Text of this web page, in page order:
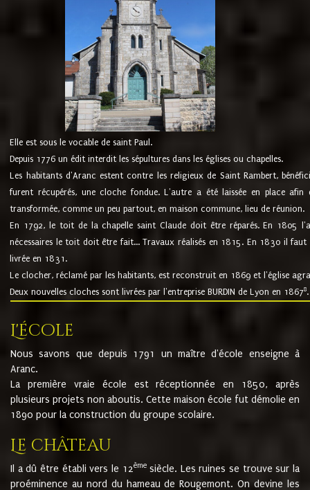
Elle est sous le vocable de saint Paul.
Depuis 1776 un édit interdit les sépultures dans les églises ou chapelles.
Les habitants d'Aranc estent contre les religieux de Saint Rambert,
furent récupérés, une cloche fondue. L'autre a été laissée en place
transformée, comme un peu partout, en maison commune, lieu de réunion.
En 1792, le toit de la chapelle saint Claude doit être réparés. En 1805
nécessaires le toit doit être fait... Travaux réalisés en 1815. En 1830 il
livrée en 1831.
Le clocher, réclamé par les habitants, est reconstruit en 1869 et l'église
Deux nouvelles cloches sont livrées par l'entreprise BURDIN de Lyon en 18678.
L'école
Nous savons que depuis 1791 un maître d'école enseigne à
Aranc.
La première vraie école est réceptionnée en 1850, après
plusieurs projets non aboutis. Cette maison école fut démolie en
1890 pour la construction du groupe scolaire.
Le château
Il a dû être établi vers le 12èmesiècle. Les ruines se trouve sur la
proéminence au nord du hameau de Rougemont. On devine les